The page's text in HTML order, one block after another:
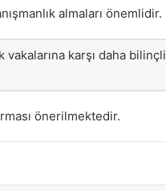
almaları önemlidir.
vakalarına karşı daha bilinçli
önerilmektedir.